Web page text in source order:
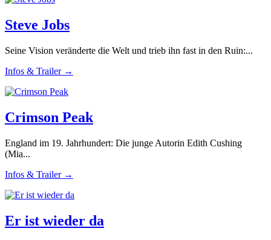
Steve Jobs
Seine Vision veränderte die Welt und trieb ihn fast in den Ruin:...
Infos & Trailer →
Crimson Peak
England im 19. Jahrhundert: Die junge Autorin Edith Cushing
(Mia...
Infos & Trailer →
Er ist wieder da